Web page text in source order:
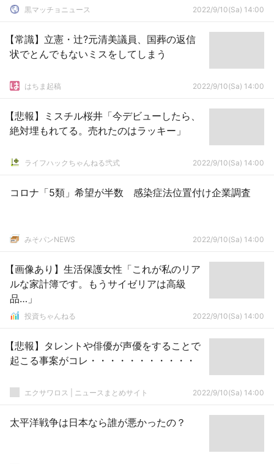
黒マッチョニュース 2022/9/10(Sa) 14:00
【常識】立憲・辻?元清美議員、国葬の返信
状でとんでもないミスをしてしまう
はちま起稿 2022/9/10(Sa) 14:00
【悲報】ミスチル桜井「今デビューしたら、
絶対埋もれてる。売れたのはラッキー」
ライフハックちゃんねる弐式 2022/9/10(Sa) 14:00
コロナ「5類」希望が半数 感染症法位置付け企業調査
みそパンNEWS 2022/9/10(Sa) 14:00
【画像あり】生活保護女性「これが私のリア
ルな家計簿です。もうサイゼリアは高級
品…」
投資ちゃんねる 2022/9/10(Sa) 14:00
【悲報】タレントや俳優が声優をすることで
起こる事案がコレ・・・・・・・・・・・
エクサワロス | ニュースまとめサイト 2022/9/10(Sa) 14:00
太平洋戦争は日本なら誰が悪かったの？